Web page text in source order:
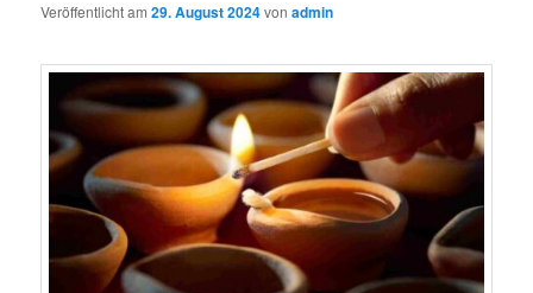
Veröffentlicht am29. August 2024vonadmin